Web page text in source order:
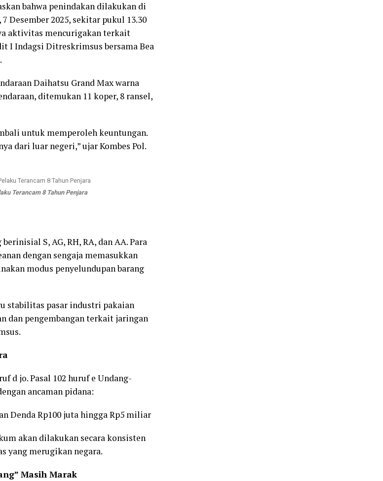
bahwa penindakan dilakukan di
Desember 2025, sekitar pukul 13.30
aktivitas mencurigakan terkait
I Indagsi Ditreskrimsus bersama Bea
Daihatsu Grand Max warna
ditemukan 11 koper, 8 ransel,
untuk memperoleh keuntungan.
dari luar negeri,” ujar Kombes Pol.
Terancam 8 Tahun Penjara
S, AG, RH, RA, dan AA. Para
dengan sengaja memasukkan
modus penyelundupan barang
stabilitas pasar industri pakaian
dan pengembangan terkait jaringan
d jo. Pasal 102 huruf e Undang-
ancaman pidana:
Denda Rp100 juta hingga Rp5 miliar
akan dilakukan secara konsisten
yang merugikan negara.
Masih Marak